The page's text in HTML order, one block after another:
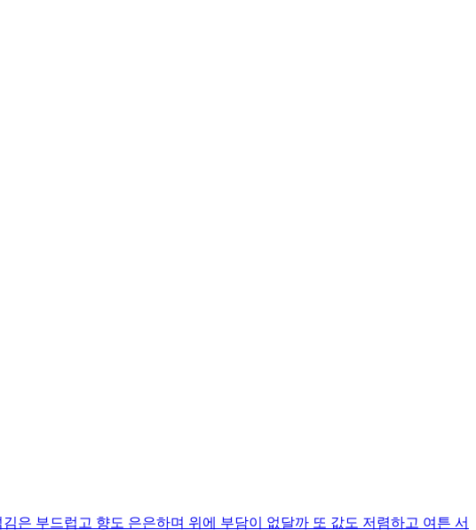
은 부드럽고 향도 은은하며 위에 부담이 없달까 또 값도 저렴하고 여튼 서